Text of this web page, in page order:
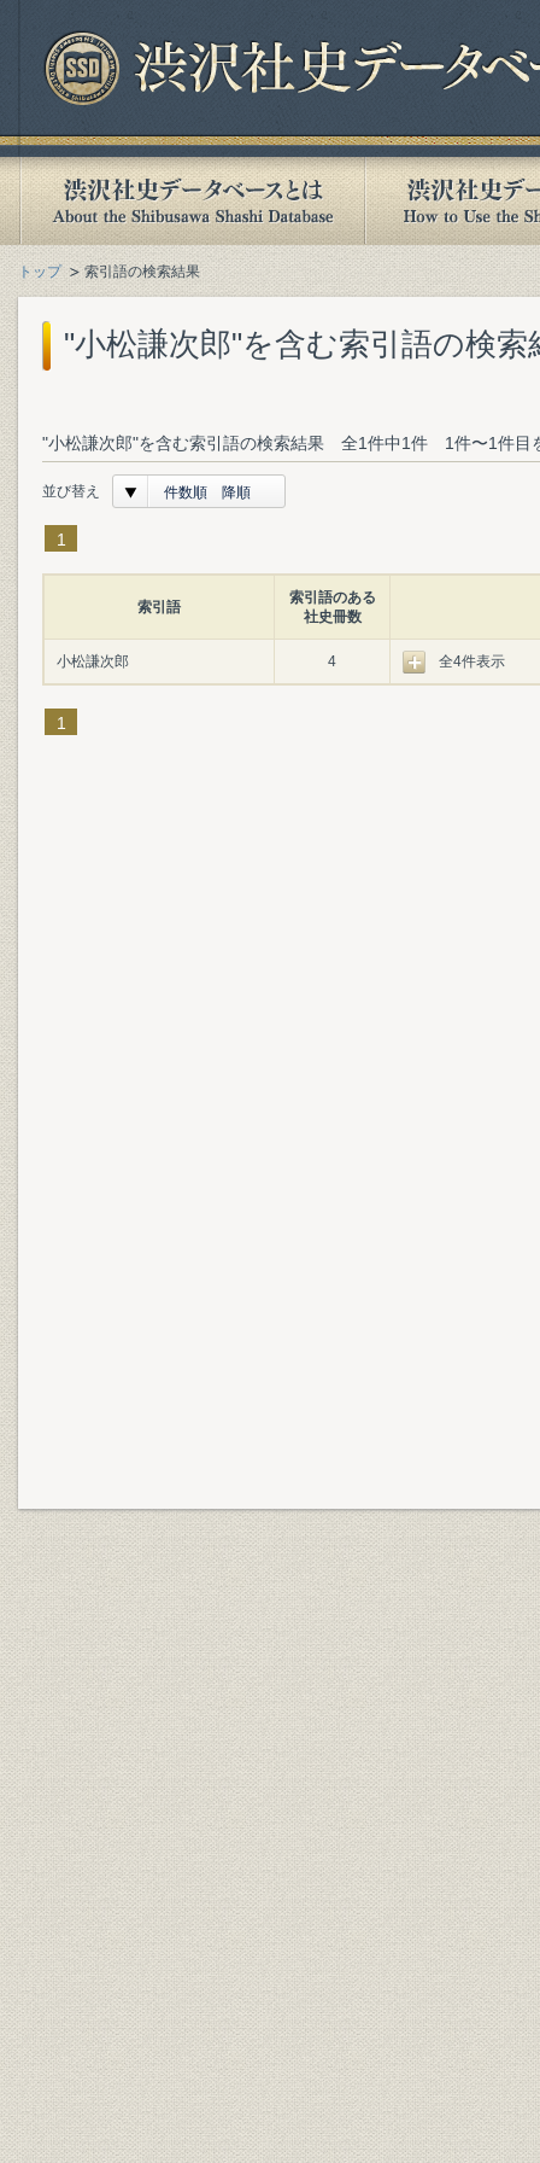
トップ 索引語の検索結果
"小松謙次郎"を含む索引語の検索
"小松謙次郎"を含む索引語の検索結果 全1件中1件 1件〜1件目
並び替え 件数順 降順
1
索引語
索引語のある
社史冊数
小松謙次郎 4 全4件表示
1